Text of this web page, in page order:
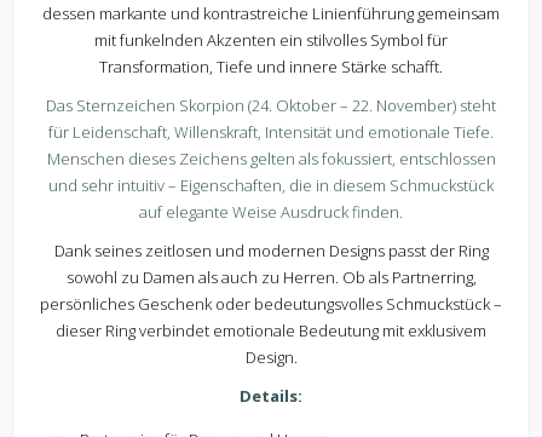
dessen markante und kontrastreiche Linienführung gemeinsam
mit funkelnden Akzenten ein stilvolles Symbol für
Transformation, Tiefe und innere Stärke schafft.
Das Sternzeichen Skorpion (24. Oktober – 22. November) steht
für Leidenschaft, Willenskraft, Intensität und emotionale Tiefe.
Menschen dieses Zeichens gelten als fokussiert, entschlossen
und sehr intuitiv – Eigenschaften, die in diesem Schmuckstück
auf elegante Weise Ausdruck finden.
Dank seines zeitlosen und modernen Designs passt der Ring
sowohl zu Damen als auch zu Herren. Ob als Partnerring,
persönliches Geschenk oder bedeutungsvolles Schmuckstück –
dieser Ring verbindet emotionale Bedeutung mit exklusivem
Design.
Details: